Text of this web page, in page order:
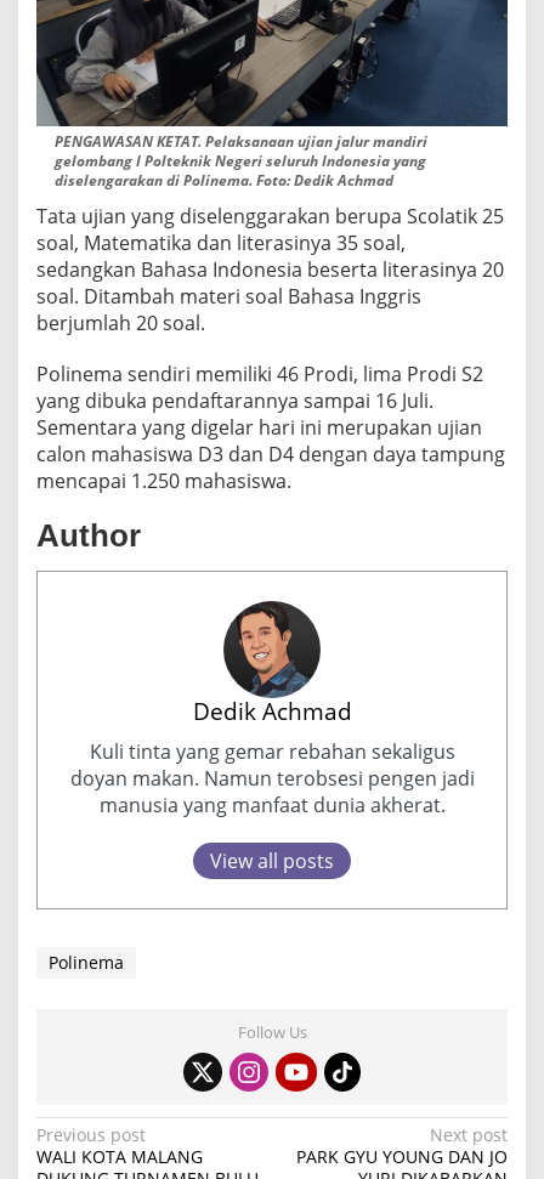
PENGAWASAN KETAT. Pelaksanaan ujian jalur mandiri
gelombang I Polteknik Negeri seluruh Indonesia yang
diselengarakan di Polinema. Foto: Dedik Achmad
Tata ujian yang diselenggarakan berupa Scolatik 25
soal, Matematika dan literasinya 35 soal,
sedangkan Bahasa Indonesia beserta literasinya 20
soal. Ditambah materi soal Bahasa Inggris
berjumlah 20 soal.
Polinema sendiri memiliki 46 Prodi, lima Prodi S2
yang dibuka pendaftarannya sampai 16 Juli.
Sementara yang digelar hari ini merupakan ujian
calon mahasiswa D3 dan D4 dengan daya tampung
mencapai 1.250 mahasiswa.
Author
Dedik Achmad
Kuli tinta yang gemar rebahan sekaligus
doyan makan. Namun terobsesi pengen jadi
manusia yang manfaat dunia akherat.
View all posts
Polinema
Follow Us
P
Previous post
WALI KOTA MALANG
Next post
PARK GYU YOUNG DAN JO